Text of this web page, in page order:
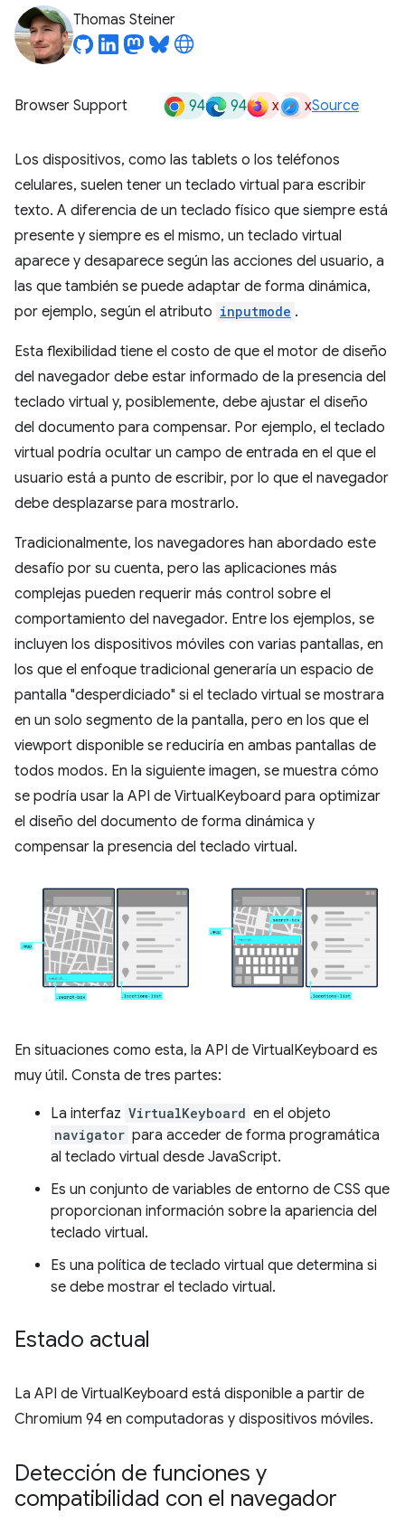
Thomas Steiner
Browser Support 94 94 x xSource
Los dispositivos, como las tablets o los teléfonos
celulares, suelen tener un teclado virtual para escribir
texto. A diferencia de un teclado físico que siempre está
presente y siempre es el mismo, un teclado virtual
aparece y desaparece según las acciones del usuario, a
las que también se puede adaptar de forma dinámica,
por ejemplo, según el atributo inputmode .
Esta flexibilidad tiene el costo de que el motor de diseño
del navegador debe estar informado de la presencia del
teclado virtual y, posiblemente, debe ajustar el diseño
del documento para compensar. Por ejemplo, el teclado
virtual podría ocultar un campo de entrada en el que el
usuario está a punto de escribir, por lo que el navegador
debe desplazarse para mostrarlo.
Tradicionalmente, los navegadores han abordado este
desafío por su cuenta, pero las aplicaciones más
complejas pueden requerir más control sobre el
comportamiento del navegador. Entre los ejemplos, se
incluyen los dispositivos móviles con varias pantallas, en
los que el enfoque tradicional generaría un espacio de
pantalla "desperdiciado" si el teclado virtual se mostrara
en un solo segmento de la pantalla, pero en los que el
viewport disponible se reduciría en ambas pantallas de
todos modos. En la siguiente imagen, se muestra cómo
se podría usar la API de VirtualKeyboard para optimizar
el diseño del documento de forma dinámica y
compensar la presencia del teclado virtual.
En situaciones como esta, la API de VirtualKeyboard es
muy útil. Consta de tres partes:
La interfaz VirtualKeyboard en el objeto
navigator para acceder de forma programática
al teclado virtual desde JavaScript.
Es un conjunto de variables de entorno de CSS que
proporcionan información sobre la apariencia del
teclado virtual.
Es una política de teclado virtual que determina si
se debe mostrar el teclado virtual.
Estado actual
La API de VirtualKeyboard está disponible a partir de
Chromium 94 en computadoras y dispositivos móviles.
Detección de funciones y
compatibilidad con el navegador